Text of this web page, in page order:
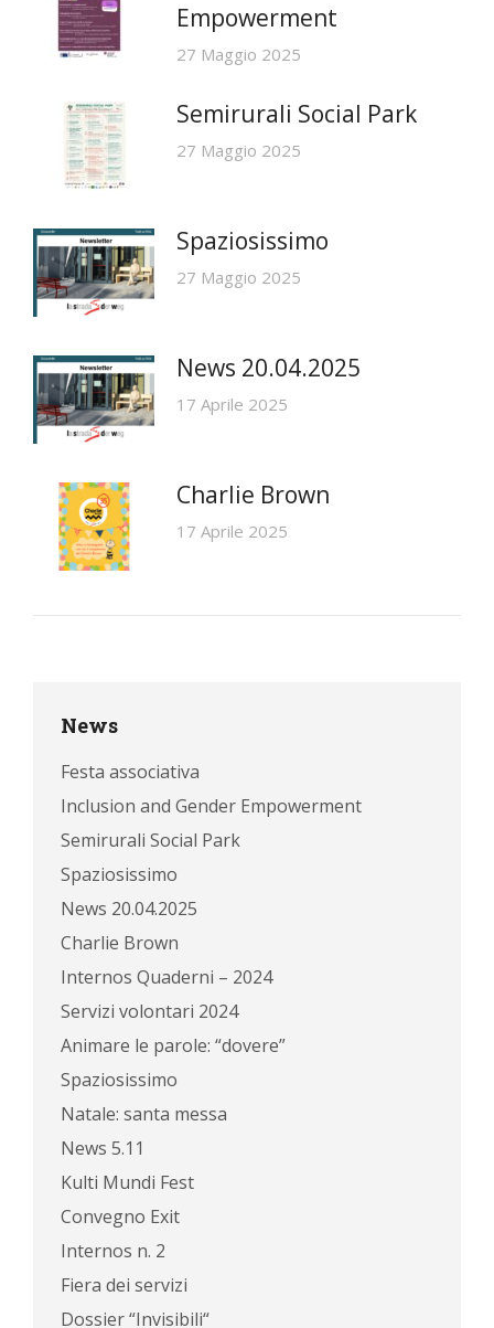
Empowerment
27 Maggio 2025
Semirurali Social Park
27 Maggio 2025
Spaziosissimo
27 Maggio 2025
News 20.04.2025
17 Aprile 2025
Charlie Brown
17 Aprile 2025
News
Festa associativa
Inclusion and Gender Empowerment
Semirurali Social Park
Spaziosissimo
News 20.04.2025
Charlie Brown
Internos Quaderni – 2024
Servizi volontari 2024
Animare le parole: “dovere”
Spaziosissimo
Natale: santa messa
News 5.11
Kulti Mundi Fest
Convegno Exit
Internos n. 2
Fiera dei servizi
Dossier “Invisibili“